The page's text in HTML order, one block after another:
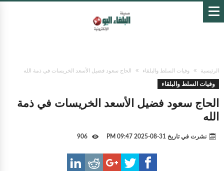
الرئيسية وفيات السلط والبلقاء الحاج سعود فضيل الأسعد الخريسات في ذمة الله
وفيات السلط والبلقاء
الحاج سعود فضيل الأسعد الخريسات في ذمة
الله
نشرت في تاريخ 31-08-2025 09:47 PM